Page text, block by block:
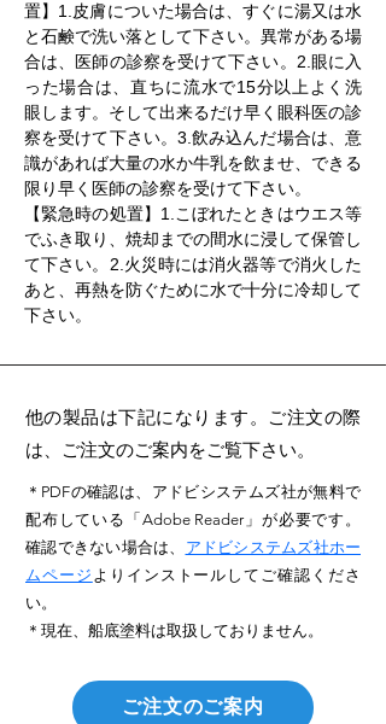
置】1.皮膚についた場合は、すぐに湯又は水
と石鹸で洗い落として下さい。異常がある場
合は、医師の診察を受けて下さい。2.眼に入
った場合は、直ちに流水で15分以上よく洗
眼します。そして出来るだけ早く眼科医の診
察を受けて下さい。3.飲み込んだ場合は、意
識があれば大量の水か牛乳を飲ませ、できる
限り早く医師の診察を受けて下さい。
【緊急時の処置】1.こぼれたときはウエス等
でふき取り、焼却までの間水に浸して保管し
て下さい。2.火災時には消火器等で消火した
あと、再熱を防ぐために水で十分に冷却して
下さい。
他の製品は下記になります。ご注文の際
は、ご注文のご案内をご覧下さい。
＊PDFの確認は、アドビシステムズ社が無料で
配布している「Adobe Reader」が必要です。
確認できない場合は、 アドビシステムズ社ホー
ムページ よりインストールしてご確認くださ
い。
＊現在、船底塗料は取扱しておりません。
ご注文のご案内